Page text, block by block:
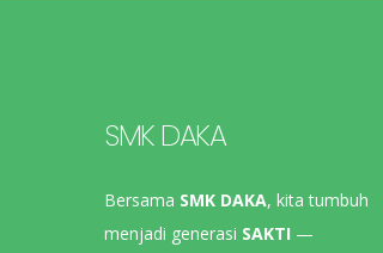
SMK DAKA
Bersama SMK DAKA, kita tumbuh
menjadi generasi SAKTI —